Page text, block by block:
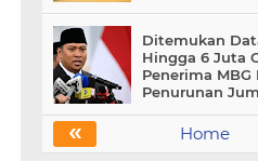
Ditemukan
Hingga 6 Juta
Penerima MBG
Penurunan
« Home